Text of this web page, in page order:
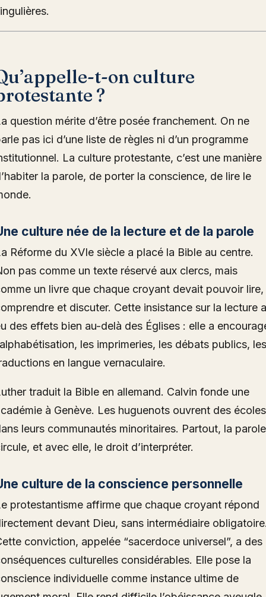
t-on culture
?
question mérite d’être posée franchement. On ne
pas ici d’une liste de règles ni d’un programme
La culture protestante, c’est une manière
la parole, de porter la conscience, de lire le
culture née de la lecture et de la parole
Réforme du XVIe siècle a placé la Bible au centre.
pas comme un texte réservé aux clercs, mais
un livre que chaque croyant devait pouvoir lire,
et discuter. Cette insistance sur la lecture a
des effets bien au-delà des Églises : elle a
les imprimeries, les débats publics, les
en langue vernaculaire.
traduit la Bible en allemand. Calvin fonde une
à Genève. Les huguenots ouvrent des écoles
leurs communautés minoritaires. Partout, la parole
et avec elle, le droit d’interpréter.
culture de la conscience personnelle
protestantisme affirme que chaque croyant répond
devant Dieu, sans intermédiaire
conviction, appelée “sacerdoce universel”, a des
culturelles considérables. Elle pose la
individuelle comme instance ultime de